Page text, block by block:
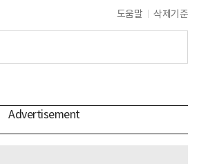
도움말 삭제기준